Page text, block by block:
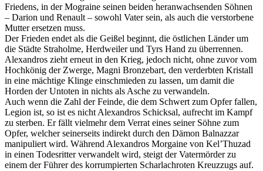
Friedens, in der Mograine seinen beiden heranwachsenden Söhnen
– Darion und Renault – sowohl Vater sein, als auch die verstorbene
Mutter ersetzen muss.
Der Frieden endet als die Geißel beginnt, die östlichen Länder um
die Städte Straholme, Herdweiler und Tyrs Hand zu überrennen.
Alexandros zieht erneut in den Krieg, jedoch nicht, ohne zuvor vom
Hochkönig der Zwerge, Magni Bronzebart, den verderbten Kristall
in eine mächtige Klinge einschmieden zu lassen, um damit die
Horden der Untoten in nichts als Asche zu verwandeln.
Auch wenn die Zahl der Feinde, die dem Schwert zum Opfer fallen,
Legion ist, so ist es nicht Alexandros Schicksal, aufrecht im Kampf
zu sterben. Er fällt vielmehr dem Verrat eines seiner Söhne zum
Opfer, welcher seinerseits indirekt durch den Dämon Balnazzar
manipuliert wird. Während Alexandros Morgaine von Kel’Thuzad
in einen Todesritter verwandelt wird, steigt der Vatermörder zu
einem der Führer des korrumpierten Scharlachroten Kreuzzugs auf.